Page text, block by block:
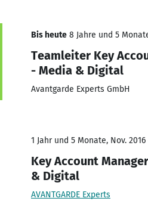
Bis heute 8 Jahre und 5
Teamleiter Key
- Media & Digital
Avantgarde Experts GmbH
1 Jahr und 5 Monate, Nov.
Key Account
& Digital
AVANTGARDE Experts